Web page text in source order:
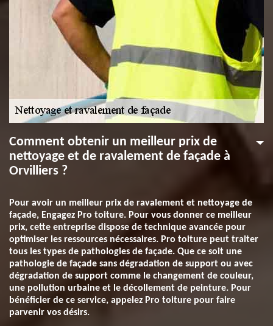
Comment obtenir un meilleur prix de
nettoyage et de ravalement de façade à
Orvilliers ?
Pour avoir un meilleur prix de ravalement et nettoyage de
façade, Engagez Pro toiture. Pour vous donner ce meilleur
prix, cette entreprise dispose de technique avancée pour
optimiser les ressources nécessaires. Pro toiture peut traiter
tous les types de pathologies de façade. Que ce soit une
pathologie de façade sans dégradation de support ou avec
dégradation de support comme le changement de couleur,
une pollution urbaine et le décollement de peinture. Pour
bénéficier de ce service, appelez Pro toiture pour faire
parvenir vos désirs.